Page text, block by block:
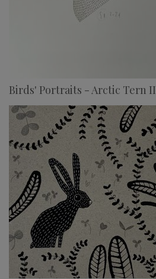
Birds' Portraits - Arctic Tern II